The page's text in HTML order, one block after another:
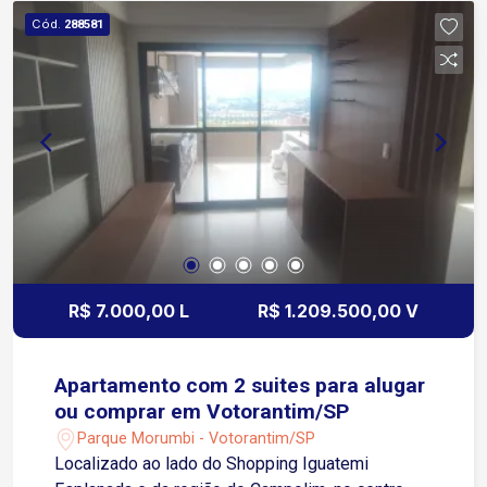
segurança Playground Espaço pet Academia
Sauna Mini campo Quadra poliesportiva Piscina
adulto e infantil Salão de festas 2 quiosques
Bicicletário Portaria 24 horas
Cód. 288581
R$ 7.000,00 L R$ 1.209.500,00 V
Apartamento com 2 suites para alugar
ou comprar em Votorantim/SP
Parque Morumbi - Votorantim/SP
Localizado ao lado do Shopping Iguatemi